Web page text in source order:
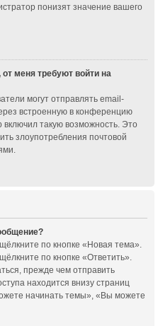
понизят значение вашего
меня требуют войти на
могут отправлять email-
встроенную в конференцию
такую возможность. Это
злоупотребления почтовой
по кнопке «Новая тема».
по кнопке «Ответить».
прежде чем отправить
находится внизу страниц
начинать темы», «Вы можете